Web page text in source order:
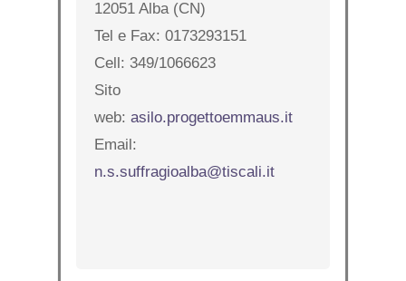
12051 Alba (CN)
Tel e Fax: 0173293151
Cell: 349/1066623
Sito
web: asilo.progettoemmaus.it
Email:
n.s.suffragioalba@tiscali.it